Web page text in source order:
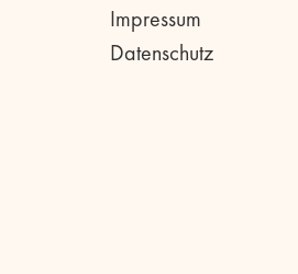
Impressum
Datenschutz